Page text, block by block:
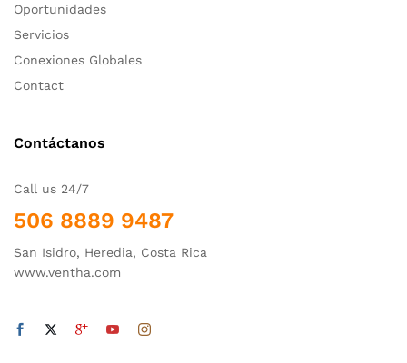
Oportunidades
Servicios
Conexiones Globales
Contact
Contáctanos
Call us 24/7
506 8889 9487
San Isidro, Heredia, Costa Rica
www.ventha.com